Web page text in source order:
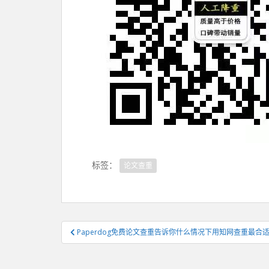
标签： 论文查重
文
章
Paperdog免费论文查重告诉你什么情况下用知网查重最合适